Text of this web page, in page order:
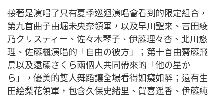
接著是演唱了只有夏季巡迴演唱會看到的限定組合，
第九首曲子由堀未央奈領軍，以及早川聖来、吉田綾
乃クリスティー、佐々木琴子、伊藤理々杏、北川悠
理、佐藤楓演唱的「自由の彼方」；第十首由齋藤飛
鳥以及遠藤さくら兩個人共同帶來的「他の星か
ら」，優美的雙人舞蹈讓全場看得如癡如醉；還有生
田絵梨花領軍，包含久保史緒里、賀喜遥香、伊藤純